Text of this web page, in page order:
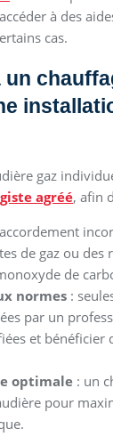
à des
cas.
un
gaz
agréé, afin
de gaz ou des
de
normes :
par un
et bénéficier
optimale : un
pour